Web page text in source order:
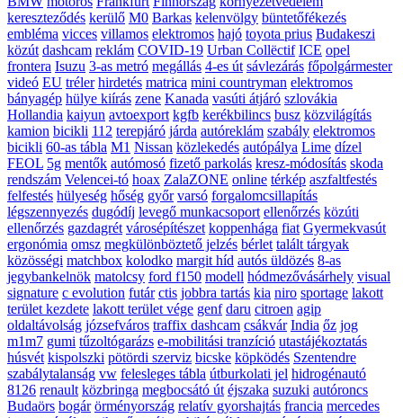
kereszteződés kerülő M0 Barkas kelenvölgy büntetőfékezés
embléma vicces villamos elektromos hajó toyota prius Budakeszi
közút dashcam reklám COVID-19 Urban Collëctif ICE opel
frontera Isuzu 3-as metró megállás 4-es út sávlezárás főpolgármester
videó EU tréler hirdetés matrica mini countryman elektromos
bányagép hülye kiírás zene Kanada vasúti átjáró szlovákia
Hollandia kaiyun avtoexport kgfb kerékbilincs busz közvilágítás
kamion bicikli 112 terepjáró járda autóreklám szabály elektromos
bicikli 60-as tábla M1 Nissan közlekedés autópálya Lime dízel
FEOL 5g mentők autómosó fizető parkolás kresz-módosítás skoda
rendszám Velencei-tó hoax ZalaZONE online térkép aszfaltfestés
felfestés hülyeség hőség győr varsó forgalomcsillapítás
légszennyezés dugódíj levegő munkacsoport ellenőrzés közúti
ellenőrzés gazdagrét városépítészet koppenhága fiat Gyermekvasút
ergonómia omsz megkülönböztető jelzés bérlet talált tárgyak
közösségi matchbox kolodko margit híd autós üldözés 8-as
jegybankelnök matolcsy ford f150 modell hódmezővásárhely visual
signature c evolution futár ctis jobbra tartás kia niro sportage lakott
terület kezdete lakott terület vége genf daru citroen agip
oldaltávolság józsefváros traffix dashcam csákvár India őz jog
m1m7 gumi tűzoltógarázs e-mobilitási tranzíció utastájékoztatás
húsvét kispolszki pötördi szerviz bicske köpködés Szentendre
szabálytalanság vw felesleges tábla útburkolati jel hidrogénautó
8126 renault közbringa megbocsátó út éjszaka suzuki autóroncs
Budaörs bogár örményország relatív gyorshajtás francia mercedes